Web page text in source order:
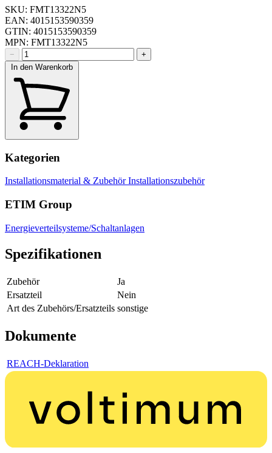
SKU: FMT13322N5
EAN: 4015153590359
GTIN: 4015153590359
MPN: FMT13322N5
−
+
In den Warenkorb
Kategorien
Installationsmaterial & ZubehörInstallationszubehör
ETIM Group
Energieverteilsysteme/Schaltanlagen
Spezifikationen
Zubehör
Ja
Ersatzteil
Nein
Art des Zubehörs/Ersatzteils sonstige
Dokumente
REACH-Deklaration